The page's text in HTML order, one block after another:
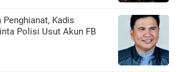
Kadis
Polisi Usut Akun FB